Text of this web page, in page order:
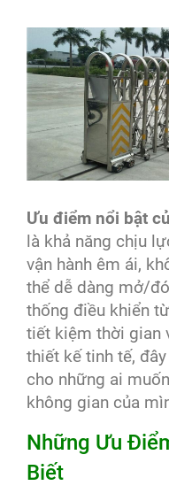
Ưu điểm nổi bật
là khả năng chịu
vận hành êm ái,
thể dễ dàng mở/
thống điều khiển
tiết kiệm thời gian
thiết kế tinh tế,
cho những ai
không gian của
Những Ưu
Biết